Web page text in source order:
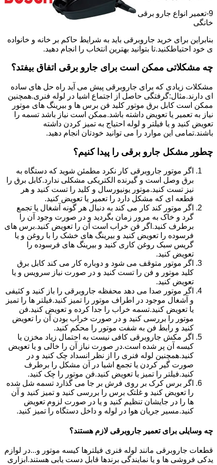
9-تعمیر انواع جارو برقی
خانگی
بنابراین برای خرید جاروبرقی باید به شرایط حاکم بر خانه و خانواده
ی خود احتیاطکنید.تا بتوانید بهترین انتخاب را انجام دهید.
چه مشکلاتی ممکن است برای جارو برقی اتفاق بیفتد؟
مشکلات زیادی که برای جاروبرقی پیش می آید راه حل های ساده
ای دارند.مثال:گرفتگی حاصل از اجتماع اشیا در لوله فنری.همچنین
ممکن است کابل برق موتور کلید فن برس ها و بیرینگ های موتور
نیاز به تعمیر یا تعویض داشته باشد.ممکن است نیاز باشد تسمه را
تعویض کنید و یا فیلتر و لوله احتیاج به تمیز کردن داشته
باشند.تمامی این موارد را می توانید خودتان انجام دهید.
چطور مشکل جارو برقی را پیدا کنیم؟
اگر موتور جاروبرقی کار نکرد مطمئن شوید که دستگاه به
برق وصل است و گیرنده الکتریکی مشکلی ندارد.کابل برق را
نیز تست کنید.موتور یونیورسال و کلید را تست کنید و هر
قطعه ای که مشکل دارد را تعمیر یا تعویض کنید.
اگر موتور کند کار می کند به دنبال هر گونه آشغال یا تجمع
گرد و خاک به مرور زمان بگردید و در صورت وجود آن را
برطرف کنید.اگر فن خراب است آن را تعویض کنید.برس های
فرسوده را تعویض کنید و بیرینگ های خشک را با روغن و یا
گریس سبک روغن کاری کنید و بیرینگ های فرسوده را
تعویض کنید.
اگر موتور متوقف می شود و دوباره کار می کند کابل برق
کلید موتور و فن را تست کنید و در صورت نیاز سرویس و یا
تعویض کنید.
اگر موتور صدا می دهد محفظه جاروبرقی را باز کنید و کثیفی
و آشغال موجود در اطراف موتور را تمیز کنید.فیلتر ها را تمیز
یا تعویض کنید.تسمه خراب را جدا کرده و تعویض کنید.فن
موتور را بررسی کنید و در صورت خراب بودن آن را تعویض
کنید و رابط فن به شفت موتور را محکم کنید.
اگر مکش جاروبرقی کافی نیست به احتمال زیاد مخزن یا
کیسه آن پر شده است.در صورت نیاز آن را خالی و یا تعویض
کنید.همچنین لوله فنری را از نظر انسداد چک کنید و در
صورت گیر کردن یا تجمع اشیا در آن مشکل را برطرف
کنید.فیلتر را تمیز یا تعویض کنید.فن موتور را چک کنید.
اگر برس کرک بر روی فرش بر جا می گذارد تسمه شل شده
را تعویض کنید و غلتک برس را بررسی کنید و تمیز کنید و آن
ها را در جایشان تنظیم کنید و یا در صورت لزوم تعویض
کنید.مسیر جریان هوا در لوله و داخل دستگاه را تمیز کنید.
چه وسایلی برای تعمیر جاروبرقی لازم هستند؟
قطعات جاروبرقی مانند لوله فنری فیلترها کیسه موتور و...در لوازم
یدکی فروشی ها و یا نمایندگی برندها قابل دست یابی هستند.ابزاری